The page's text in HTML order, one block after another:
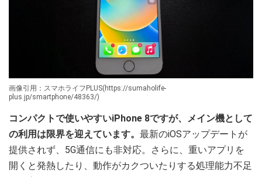
画像引用：スマホライフPLUS(https://sumaholife-
plus.jp/smartphone/48363/)
コンパクトで使いやすいiPhone 8ですが、メイン機として
の利用は限界を迎えています。 最新のiOSアップデートが
提供されず、5G通信にも非対応。さらに、重いアプリを
開くと発熱したり、動作がカクついたりする処理能力不足